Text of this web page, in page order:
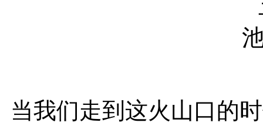
当我们走到这火山口的